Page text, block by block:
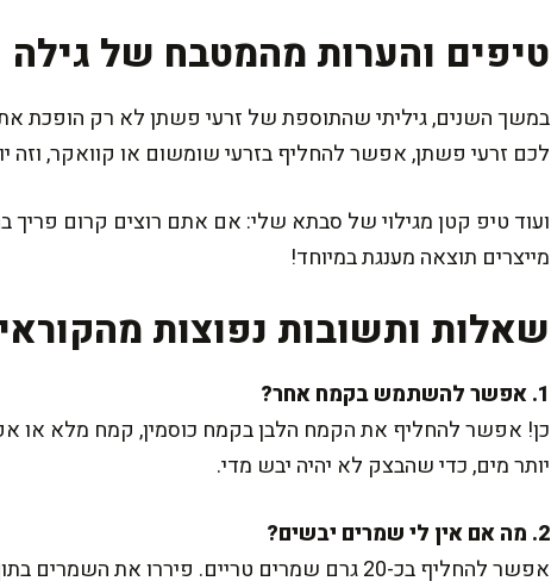
טיפים והערות מהמטבח של גילה
במשך השנים, גיליתי שהתוספת של זרעי פשתן לא רק הופכת
לכם זרעי פשתן, אפשר להחליף בזרעי שומשום או קוואקר, וזה
ועוד טיפ קטן מגילוי של סבתא שלי: אם אתם רוצים קרום פריך
מייצרים תוצאה מענגת במיוחד!
שאלות ותשובות נפוצות
1. אפשר להשתמש בקמח אחר?
כן! אפשר להחליף את הקמח הלבן בקמח כוסמין, קמח מלא או
יותר מים, כדי שהבצק לא יהיה יבש מדי.
2. מה אם אין לי שמרים יבשים?